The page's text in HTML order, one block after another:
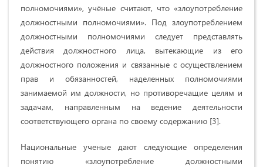
полномочиями», учёные считают, что «злоупотребление
должностными полномочиями». Под злоупотреблением
должностными полномочиями следует представлять
действия должностного лица, вытекающие из его
должностного положения и связанные с осуществлением
прав и обязанностей, наделенных полномочиями
занимаемой им должности, но противоречащие целям и
задачам, направленным на ведение деятельности
соответствующего органа по своему содержанию [3].
Национальные ученые дают следующие определения
понятию «злоупотребление должностными